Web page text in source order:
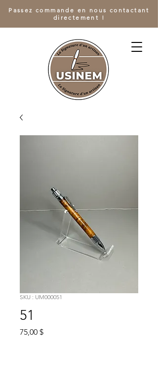
Passez commande en nous contactant
directement !
SKU : UM000051
51
75,00 $Prix